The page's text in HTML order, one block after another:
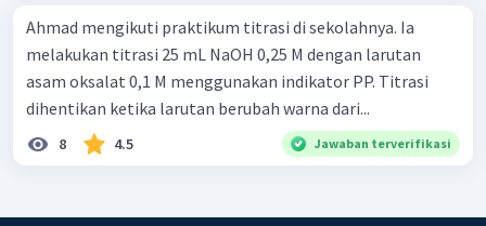
Ahmad mengikuti praktikum titrasi di sekolahnya. Ia
melakukan titrasi 25 mL NaOH 0,25 M dengan larutan
asam oksalat 0,1 M menggunakan indikator PP. Titrasi
dihentikan ketika larutan berubah warna dari...
8 4.5 Jawaban terverifikasi